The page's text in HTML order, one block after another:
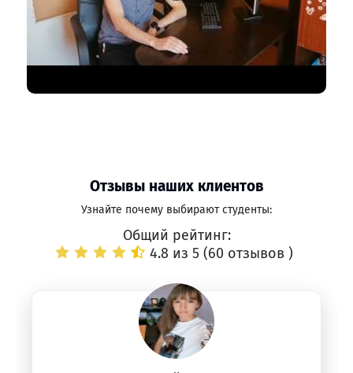
Отзывы наших клиентов
Узнайте почему выбирают студенты:
Общий рейтинг:
4.8 из 5 (60 отзывов )